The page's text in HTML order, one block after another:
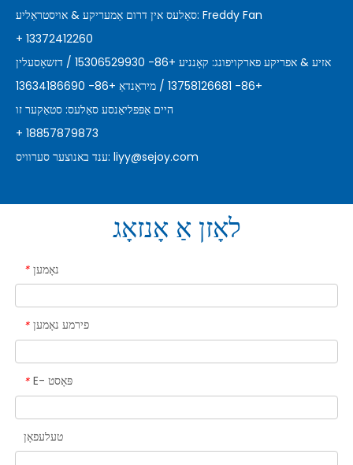
סאַלעס אין דרום אַמעריקע & אויסטראַליע: Freddy Fan
+ 13372412260
אזיע & אפריקע פארקויפונג: קאָנניע +86- 15306529930 / דזשאָסעלין
היים אַפּפּליאַנסע סאַלעס: סטאַקער זו
+ 18857879873
ענד באנוצער סערוויס: liyy@sejoy.com
לאָזן אַ אָנזאָג
* נאָמען
* פירמע נאָמען
* E- פּאָסט
טעלעפאָן